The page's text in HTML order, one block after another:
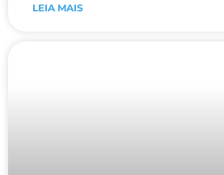
LEIA MAIS